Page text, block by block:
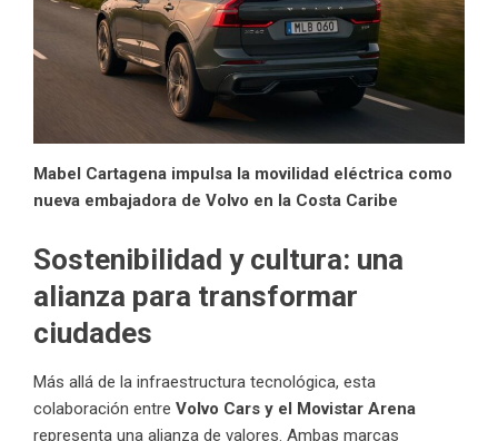
Mabel Cartagena impulsa la movilidad eléctrica como
nueva embajadora de Volvo en la Costa Caribe
Sostenibilidad y cultura: una
alianza para transformar
ciudades
Más allá de la infraestructura tecnológica, esta
colaboración entre Volvo Cars y el Movistar Arena
representa una alianza de valores. Ambas marcas